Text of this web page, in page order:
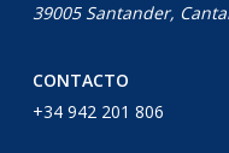
39005 Santander,
CONTACTO
+34 942 201 806